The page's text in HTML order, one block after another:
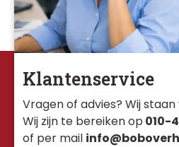
Klantenservice
Vragen of advies? Wij
Wij zijn te bereiken op 010-
of per mail